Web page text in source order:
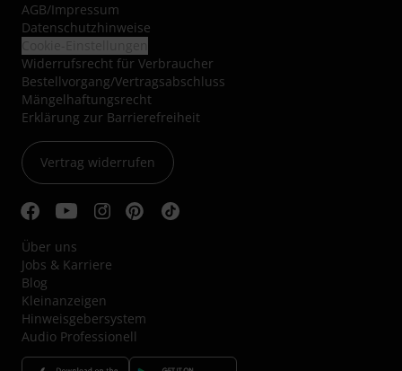
AGB/Impressum
Datenschutzhinweise
Widerrufsrecht für Verbraucher
Bestellvorgang/Vertragsabschluss
Mängelhaftungsrecht
Erklärung zur Barrierefreiheit
Vertrag widerrufen
Über uns
Jobs & Karriere
Blog
Kleinanzeigen
Hinweisgebersystem
Audio Professionell